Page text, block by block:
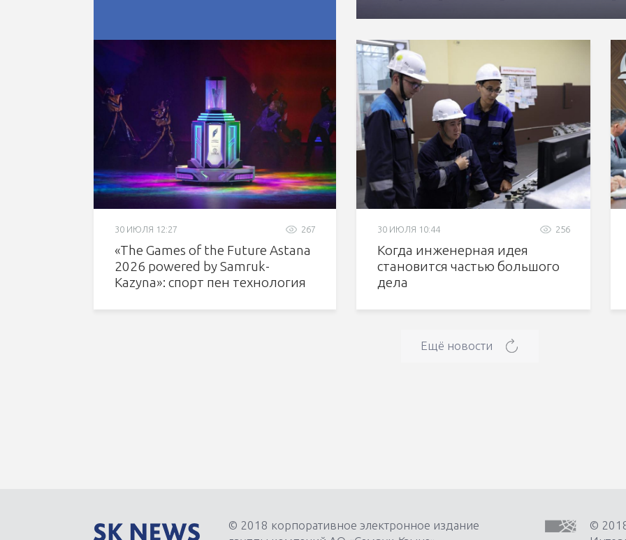
267
30 ИЮЛЯ 12:27
«The Games of the Future Astana
2026 powered by Samruk-
Kazyna»: спорт пен технология
256
30 ИЮЛЯ 10:44
Когда инженерная идея
становится частью большого
дела
Ещё новости
© 2018 корпоративное электронное издание
©